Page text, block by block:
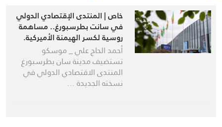
خاص | المنتدى الإقتصادي الدولي
في سانت بطرسبورغ.. مساهمة
روسية لكسر الهيمنة الأميركية.
أحمد الحاج علي _ موسكو
تستضيف مدينة سان بطرسبورغ
المنتدى الاقتصادي الدولي في
نسخته الجديدة …